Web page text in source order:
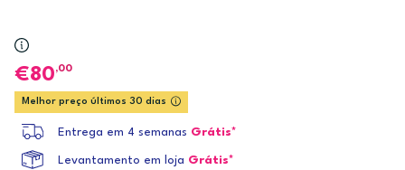
80,00
Melhor preço últimos 30 dias
Entrega em 4 semanas Grátis*
Levantamento em loja Grátis*